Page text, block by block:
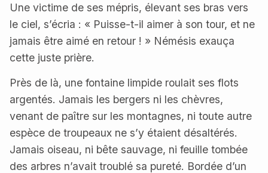
Une victime de ses mépris, élevant ses bras vers
le ciel, s’écria : « Puisse-t-il aimer à son tour, et ne
jamais être aimé en retour ! » Némésis exauça
cette juste prière.
Près de là, une fontaine limpide roulait ses flots
argentés. Jamais les bergers ni les chèvres,
venant de paître sur les montagnes, ni toute autre
espèce de troupeaux ne s’y étaient désaltérés.
Jamais oiseau, ni bête sauvage, ni feuille tombée
des arbres n’avait troublé sa pureté. Bordée d’un